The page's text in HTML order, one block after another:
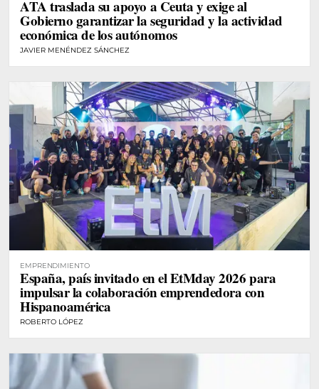
ATA traslada su apoyo a Ceuta y exige al
Gobierno garantizar la seguridad y la actividad
económica de los autónomos
JAVIER MENÉNDEZ SÁNCHEZ
EMPRENDIMIENTO
España, país invitado en el EtMday 2026 para
impulsar la colaboración emprendedora con
Hispanoamérica
ROBERTO LÓPEZ